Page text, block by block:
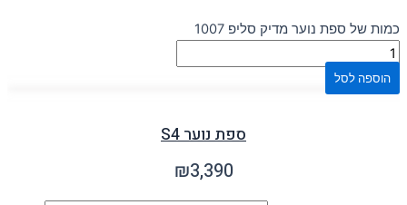
כמות של ספת נוער מדיק סליפ 1007
הוספה לסל
ספת נוער S4
₪3,390